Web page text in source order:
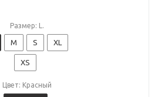
Размер: L.
M S XL
XS
Цвет: Красный